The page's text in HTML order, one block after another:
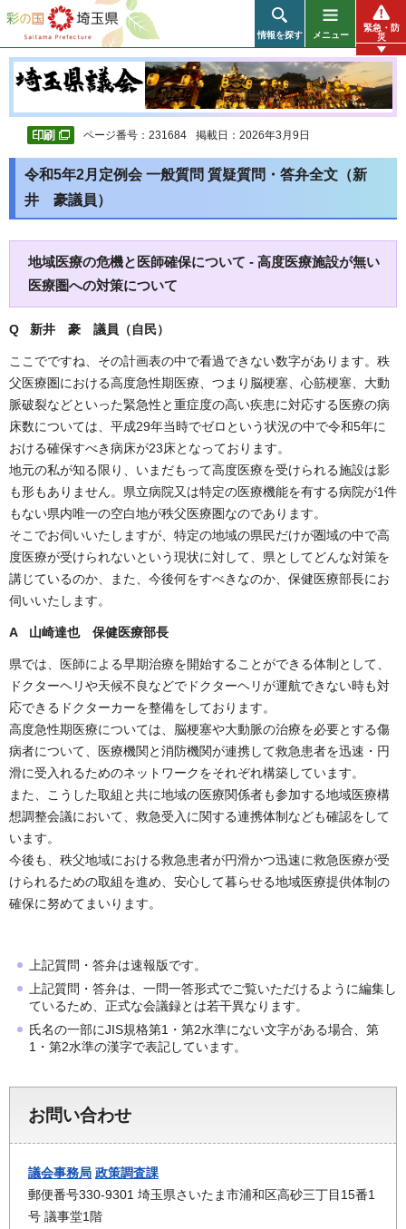
彩の国 埼玉県
情報を探す メニュー
緊急・防
災
ページ番号：231684 掲載日：2026年3月9日
令和5年2月定例会 一般質問 質疑質問・答弁全文（新
井 豪議員）
地域医療の危機と医師確保について - 高度医療施設が無い
医療圏への対策について
Q 新井 豪 議員（自民）
ここでですね、その計画表の中で看過できない数字があります。秩
父医療圏における高度急性期医療、つまり脳梗塞、心筋梗塞、大動
脈破裂などといった緊急性と重症度の高い疾患に対応する医療の病
床数については、平成29年当時でゼロという状況の中で令和5年に
おける確保すべき病床が23床となっております。
地元の私が知る限り、いまだもって高度医療を受けられる施設は影
も形もありません。県立病院又は特定の医療機能を有する病院が1件
もない県内唯一の空白地が秩父医療圏なのであります。
そこでお伺いいたしますが、特定の地域の県民だけが圏域の中で高
度医療が受けられないという現状に対して、県としてどんな対策を
講じているのか、また、今後何をすべきなのか、保健医療部長にお
伺いいたします。
A 山崎達也 保健医療部長
県では、医師による早期治療を開始することができる体制として、
ドクターヘリや天候不良などでドクターヘリが運航できない時も対
応できるドクターカーを整備をしております。
高度急性期医療については、脳梗塞や大動脈の治療を必要とする傷
病者について、医療機関と消防機関が連携して救急患者を迅速・円
滑に受入れるためのネットワークをそれぞれ構築しています。
また、こうした取組と共に地域の医療関係者も参加する地域医療構
想調整会議において、救急受入に関する連携体制なども確認をして
います。
今後も、秩父地域における救急患者が円滑かつ迅速に救急医療が受
けられるための取組を進め、安心して暮らせる地域医療提供体制の
確保に努めてまいります。
上記質問・答弁は速報版です。
上記質問・答弁は、一問一答形式でご覧いただけるように編集し
ているため、正式な会議録とは若干異なります。
氏名の一部にJIS規格第1・第2水準にない文字がある場合、第
1・第2水準の漢字で表記しています。
お問い合わせ
議会事務局 政策調査課
郵便番号330-9301 埼玉県さいたま市浦和区高砂三丁目15番1
号 議事堂1階